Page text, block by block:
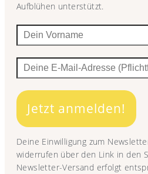
Aufblühen unterstützt.
Jetzt anmelden!
Deine Einwilligung zum
widerrufen über den Link in den
Newsletter-Versand erfolgt